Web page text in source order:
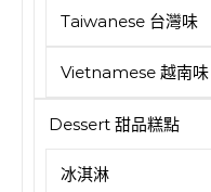
Taiwanese 台灣味
Vietnamese 越南味
Dessert 甜品糕點
冰淇淋